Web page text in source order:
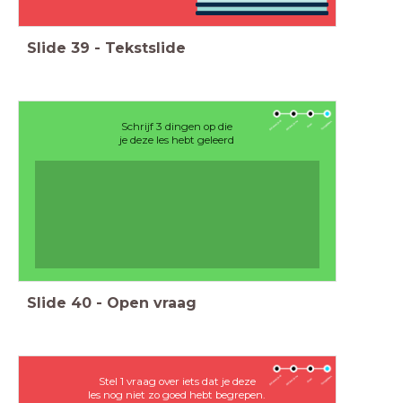
Slide 39 - Tekstslide
Schrijf 3 dingen op die
je deze les hebt geleerd
Slide 40 - Open vraag
Stel 1 vraag over iets dat je deze
les nog niet zo goed hebt begrepen.